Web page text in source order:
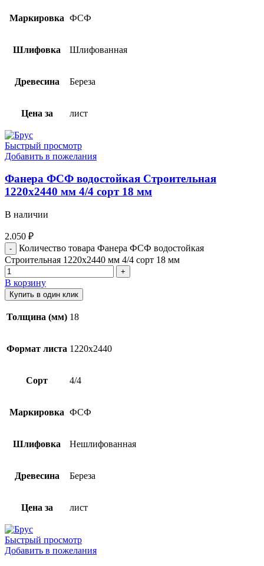
Маркировка ФСФ
Шлифовка Шлифованная
Древесина Береза
Цена за лист
Быстрый просмотр
Добавить в пожелания
Фанера ФСФ водостойкая Строительная
1220х2440 мм 4/4 сорт 18 мм
В наличии
2.050 ₽
Количество товара Фанера ФСФ водостойкая
Строительная 1220х2440 мм 4/4 сорт 18 мм
В корзину
Купить в один клик
Толщина (мм) 18
Формат листа 1220х2440
Сорт 4/4
Маркировка ФСФ
Шлифовка Нешлифованная
Древесина Береза
Цена за лист
Быстрый просмотр
Добавить в пожелания